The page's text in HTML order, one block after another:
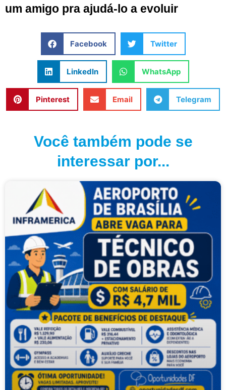
um amigo pra ajudá-lo a evoluir
Facebook Twitter
LinkedIn WhatsApp
Pinterest Email Telegram
Você também pode se
interessar por...